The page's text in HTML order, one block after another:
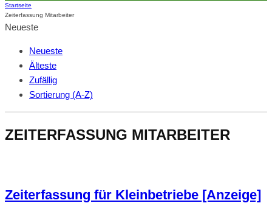
Startseite
Zeiterfassung Mitarbeiter
Neueste
Neueste
Älteste
Zufällig
Sortierung (A-Z)
ZEITERFASSUNG MITARBEITER
Zeiterfassung für Kleinbetriebe [Anzeige]